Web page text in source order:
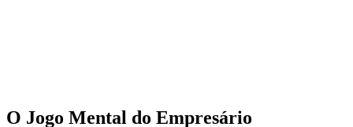
O Jogo Mental do Empresário